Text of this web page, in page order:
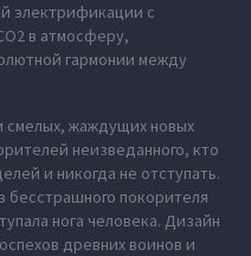
электрификации с
в атмосферу,
гармонии между
смелых, жаждущих новых
неизведанного, кто
и никогда не отступать.
бесстрашного покорителя
нога человека. Дизайн
древних воинов и